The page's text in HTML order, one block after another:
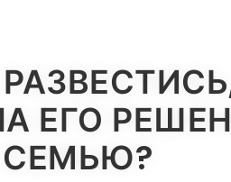
ЕГО